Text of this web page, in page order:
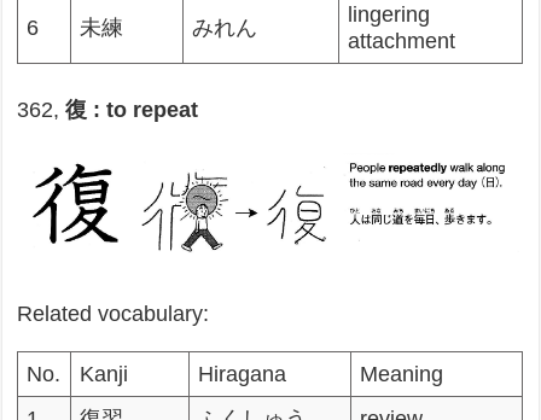
6 未練 みれん
lingering
attachment
362,復 : to repeat
Related vocabulary:
No. Kanji Hiragana
Meaning